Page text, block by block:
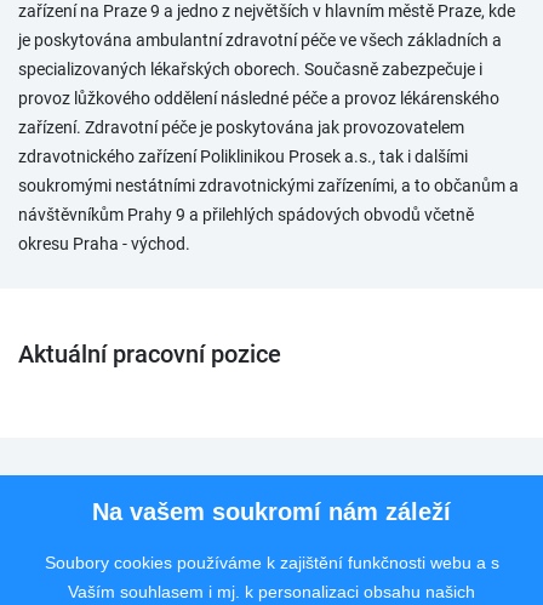
zařízení na Praze 9 a jedno z největších v hlavním městě Praze, kde
je poskytována ambulantní zdravotní péče ve všech základních a
specializovaných lékařských oborech. Současně zabezpečuje i
provoz lůžkového oddělení následné péče a provoz lékárenského
zařízení. Zdravotní péče je poskytována jak provozovatelem
zdravotnického zařízení Poliklinikou Prosek a.s., tak i dalšími
soukromými nestátními zdravotnickými zařízeními, a to občanům a
návštěvníkům Prahy 9 a přilehlých spádových obvodů včetně
okresu Praha - východ.
Aktuální pracovní pozice
Pro uchazeče
Rychlý kontakt
Na vašem soukromí nám záleží
Soubory cookies používáme k zajištění funkčnosti webu a s
Vaším souhlasem i mj. k personalizaci obsahu našich